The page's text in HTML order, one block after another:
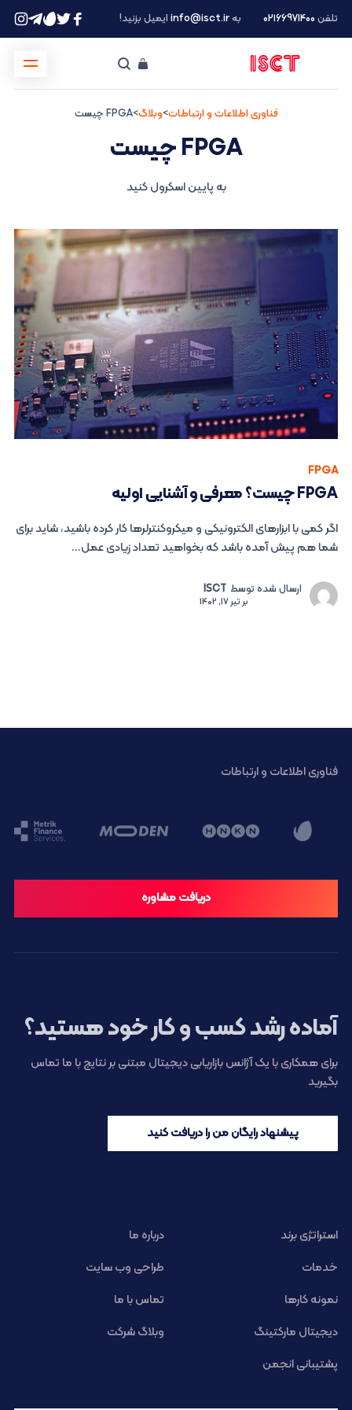
تلفن ۰۲۱66971400 بهinfo@isct.irایمیل بزنید!
فناوری اطلاعات و ارتباطات>وبلاگ>FPGA چیست
FPGA چیست
به پایین اسکرول کنید
FPGA
FPGA چیست؟ معرفی و آشنایی اولیه
اگر کمی با ابزارهای الکترونیکی و میکروکنترلرها کار کرده باشید، شاید برای
شما هم پیش آمده باشد که بخواهید تعداد زیادی عمل...
ارسال شده توسط ISCT
بر تیر 17, 1402
فناوری اطلاعات و ارتباطات
دریافت مشاوره
آماده رشد کسب و کار خود هستید؟
برای همکاری با یک آژانس بازاریابی دیجیتال مبتنی بر نتایج با ما تماس
بگیرید
پیشنهاد رایگان من را دریافت کنید
استراتژی برند
درباره ما
خدمات
طراحی وب سایت
نمونه کارها
تماس با ما
دیجیتال مارکتینگ
وبلاگ شرکت
پشتیبانی انجمن